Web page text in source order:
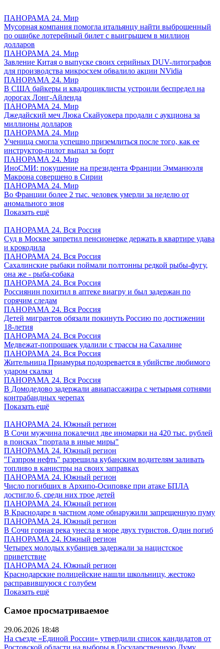
ПАНОРАМА 24. Мир
Мусорная компания помогла итальянцу найти выброшенный
по ошибке лотерейный билет с выигрышем в миллион
долларов
ПАНОРАМА 24. Мир
Завление Китая о выпуске своих серийных DUV-литографов
для производства микросхем обвалило акции NVidia
ПАНОРАМА 24. Мир
В США байкеры и квадроциклисты устроили беспредел на
дорогах Лонг-Айленда
ПАНОРАМА 24. Мир
Джедайский меч Люка Скайуокера продали с аукциона за
миллионы долларов
ПАНОРАМА 24. Мир
Ученица смогла успешно приземлиться после того, как ее
инструктор-пилот выпал за борт
ПАНОРАМА 24. Мир
ИноСМИ: покушение на президента Франции Эмманюэля
Макрона совершено в Сирии
ПАНОРАМА 24. Мир
Во Франции более 2 тыс. человек умерли за неделю от
аномального зноя
Показать ещё
ПАНОРАМА 24. Вся Россия
Суд в Москве запретил пенсионерке держать в квартире удава
и крокодила
ПАНОРАМА 24. Вся Россия
Сахалинские рыбаки поймали полтонны редкой рыбы-фугу,
она же - рыба-собака
ПАНОРАМА 24. Вся Россия
Россиянин похитил в аптеке виагру и был задержан по
горячим следам
ПАНОРАМА 24. Вся Россия
Детей мигрантов обязали покинуть Россию по достижении
18-летия
ПАНОРАМА 24. Вся Россия
Медвежат-попрошаек удалили с трассы на Сахалине
ПАНОРАМА 24. Вся Россия
Жительница Приамурья подозревается в убийстве любимого
ударом скалки
ПАНОРАМА 24. Вся Россия
В Домодедово задержали авиапассажира с четырьмя сотнями
контрабандных черепах
Показать ещё
ПАНОРАМА 24. Южный регион
В Сочи мужчина покалечил две иномарки на 420 тыс. рублей
в поисках "портала в иные миры"
ПАНОРАМА 24. Южный регион
"Газпром нефть" разрешила кубанским водителям заливать
топливо в канистры на своих заправках
ПАНОРАМА 24. Южный регион
Число погибших в Архипо-Осиповке при атаке БПЛА
достигло 6, среди них трое детей
ПАНОРАМА 24. Южный регион
В Краснодаре в частном доме обнаружили запрещенную пуму
ПАНОРАМА 24. Южный регион
В Сочи горная река унесла в море двух туристов. Один погиб
ПАНОРАМА 24. Южный регион
Четырех молодых кубанцев задержали за нацистское
приветствие
ПАНОРАМА 24. Южный регион
Краснодарские полицейские нашли школьницу, жестоко
расправившуюся с голубем
Показать ещё
Самое просматриваемое
29.06.2026 18:48
На съезде «Единой России» утвердили список кандидатов от
Ростовской области на выборы в Государственную Думу